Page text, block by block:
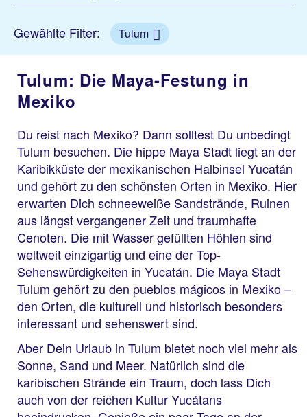
Gewählte Filter: Tulum
Tulum: Die Maya-Festung in
Mexiko
Du reist nach Mexiko? Dann solltest Du unbedingt
Tulum besuchen. Die hippe Maya Stadt liegt an der
Karibikküste der mexikanischen Halbinsel Yucatán
und gehört zu den schönsten Orten in Mexiko. Hier
erwarten Dich schneeweiße Sandstrände, Ruinen
aus längst vergangener Zeit und traumhafte
Cenoten. Die mit Wasser gefüllten Höhlen sind
weltweit einzigartig und eine der Top-
Sehenswürdigkeiten in Yucatán. Die Maya Stadt
Tulum gehört zu den pueblos mágicos in Mexiko –
den Orten, die kulturell und historisch besonders
interessant und sehenswert sind.
Aber Dein Urlaub in Tulum bietet noch viel mehr als
Sonne, Sand und Meer. Natürlich sind die
karibischen Strände ein Traum, doch lass Dich
auch von der reichen Kultur Yucátans